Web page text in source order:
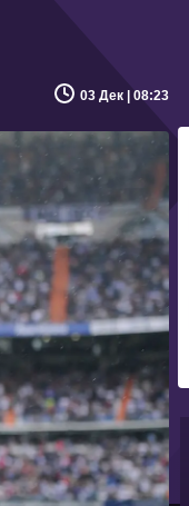
03 Дек | 08:23